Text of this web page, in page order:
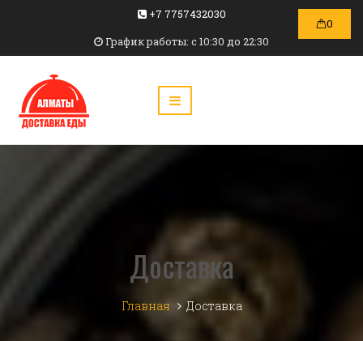
+7 7757432030
График работы: c 10:30 до 22:30
0
Доставка
Главная Доставка